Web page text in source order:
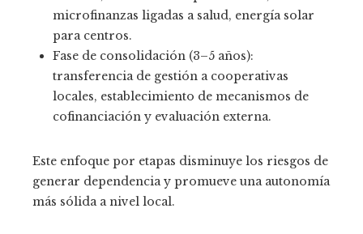
microfinanzas ligadas a salud, energía solar
para centros.
Fase de consolidación (3–5 años):
transferencia de gestión a cooperativas
locales, establecimiento de mecanismos de
cofinanciación y evaluación externa.
Este enfoque por etapas disminuye los riesgos de
generar dependencia y promueve una autonomía
más sólida a nivel local.